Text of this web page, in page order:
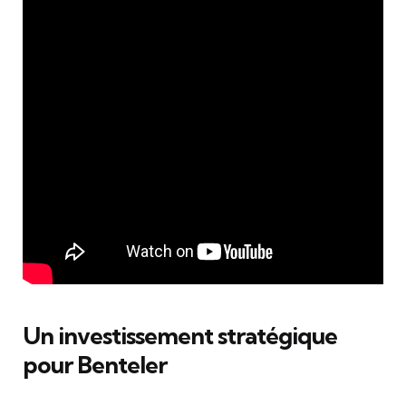
Un investissement stratégique
pour Benteler